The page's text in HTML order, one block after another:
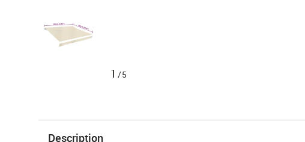
1 /5
Description